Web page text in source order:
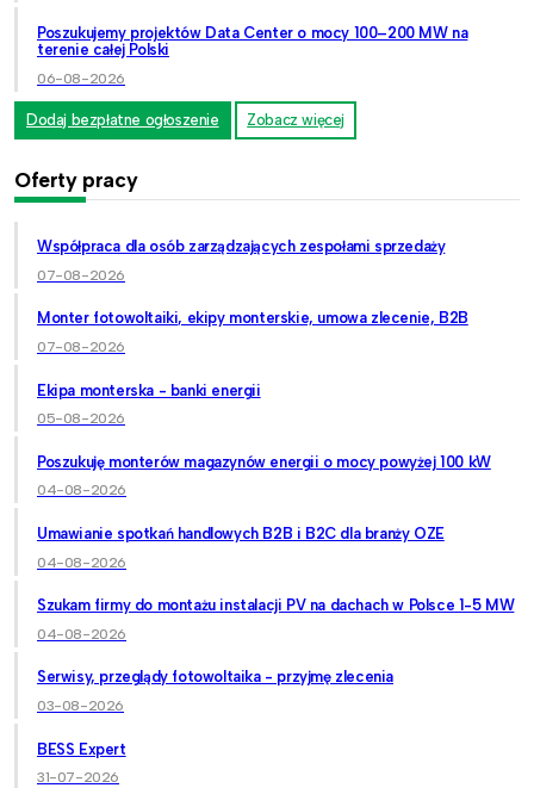
Poszukujemy projektów Data Center o mocy 100–200 MW na
terenie całej Polski
06-08-2026
Dodaj bezpłatne ogłoszenie Zobacz więcej
Oferty pracy
Współpraca dla osób zarządzających zespołami sprzedaży
07-08-2026
Monter fotowoltaiki, ekipy monterskie, umowa zlecenie, B2B
07-08-2026
Ekipa monterska - banki energii
05-08-2026
Poszukuję monterów magazynów energii o mocy powyżej 100 kW
04-08-2026
Umawianie spotkań handlowych B2B i B2C dla branży OZE
04-08-2026
Szukam firmy do montażu instalacji PV na dachach w Polsce 1-5 MW
04-08-2026
Serwisy, przeglądy fotowoltaika - przyjmę zlecenia
03-08-2026
BESS Expert
31-07-2026